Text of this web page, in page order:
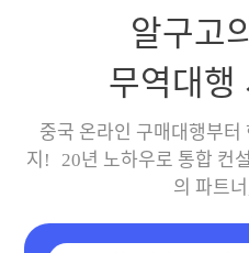
알구고
무역대행
중국 온라인 구매대행부
지! 20년 노하우로 통합 컨
의 파트